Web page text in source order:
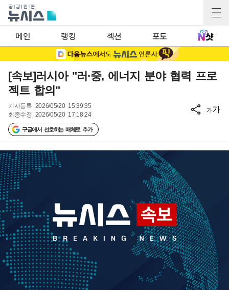
메인 랭킹 섹션 포토
[속보]러시아 "러·중, 에너지 분야 협력 프로
젝트 합의"
기사등록 2026/05/20 15:39:35
최종수정 2026/05/20 17:18:24
구글에서 선호하는 매체로 추가
가가